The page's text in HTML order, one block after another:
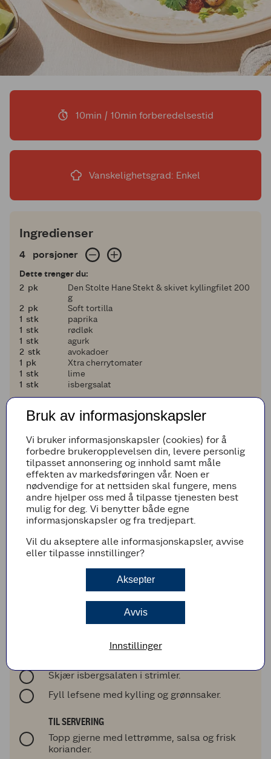
10min / 10min forberedelsestid
Vanskelighetsgrad: Enkel
Ingredienser
4 porsjoner
4 porsjoner
Dette trenger du:
2
2 pk
Den Stolte Hane Stekt & skivet kyllingfilet 200
g
2
2 pk
Soft tortilla
11 stk
paprika
11 stk
rødløk
11 stk
agurk
2
2 stk
avokadoer
11 pk
Xtra cherrytomater
11 stk
lime
11 stk
isbergsalat
stk
lettrømme
klype frisk koriander
Legg til i handleliste
Fremgangsmetode
Skjær paprika og rødløk i strimler og stek
dem møre i en stekepanne på middels varme.
Tilsett kyllingen og stek videre til kyllingen er
Smak til med salt og pepper.
Skjær agurk og avokado i terninger og del
Smak til med salt, pepper og limesaft. Bland
Skjær isbergsalaten i strimler.
Fyll lefsene med kylling og grønnsaker.
TIL SERVERING
Topp gjerne med lettrømme, salsa og frisk
koriander.
Bruk av informasjonskapsler
Vi bruker informasjonskapsler (cookies) for å
forbedre brukeropplevelsen din, levere personlig
tilpasset annonsering og innhold samt måle
effekten av markedsføringen vår. Noen er
nødvendige for at nettsiden skal fungere, mens
andre hjelper oss med å tilpasse tjenesten best
mulig for deg. Vi benytter både egne
informasjonskapsler og fra tredjepart.
Vil du akseptere alle informasjonskapsler, avvise
eller tilpasse innstillinger?
Aksepter
Avvis
Innstillinger